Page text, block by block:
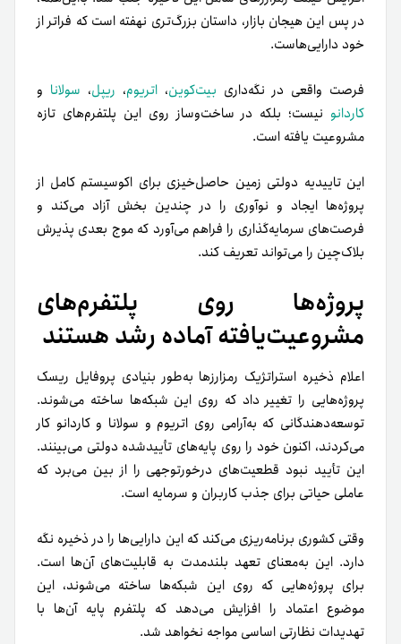
در پس این هیجان بازار، داستان بزرگ‌تری نهفته است که فراتر از
خود دارایی‌هاست.
فرصت واقعی در نگه‌داری بیت‌کوین، اتریوم، ریپل، سولانا و
کاردانو نیست؛ بلکه در ساخت‌و‌ساز روی این پلتفرم‌های تازه
مشروعیت‌ یافته است.
این تاییدیه دولتی زمین حاصل‌خیزی برای اکوسیستم کامل از
پروژه‌ها ایجاد و نوآوری را در چندین بخش آزاد می‌کند و
فرصت‌های سرمایه‌گذاری را فراهم می‌آورد که موج بعدی پذیرش
بلاک‌چین را می‌تواند تعریف کند.
پروژه‌ها روی پلتفرم‌های
مشروعیت‌یافته آماده رشد هستند
اعلام ذخیره استراتژیک رمزارزها به‌طور بنیادی پروفایل ریسک
پروژه‌هایی را تغییر داد که روی این شبکه‌ها ساخته می‌شوند.
توسعه‌دهندگانی که به‌آرامی روی اتریوم و سولانا و کاردانو کار
می‌کردند، اکنون خود را روی پایه‌های تأییدشده دولتی می‌بینند.
این تأیید نبود قطعیت‌های درخورتوجهی را از بین می‌برد که
عاملی حیاتی برای جذب کاربران و سرمایه است.
وقتی کشوری برنامه‌ریزی می‌کند که این دارایی‌ها را در ذخیره نگه
دارد. این به‌معنای تعهد بلندمدت به قابلیت‌های آن‌ها است.
برای پروژه‌هایی که روی این شبکه‌ها ساخته می‌شوند، این
موضوع اعتماد را افزایش می‌دهد که پلتفرم پایه آن‌ها با
تهدیدات نظارتی اساسی مواجه نخواهد شد.